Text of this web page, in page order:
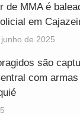
de MMA é
em
de 2025
são
com